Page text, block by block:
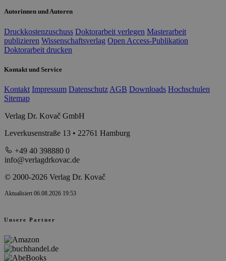
Autorinnen und Autoren
Druckkostenzuschuss Doktorarbeit verlegen Masterarbeit
publizieren Wissenschaftsverlag Open Access-Publikation
Doktorarbeit drucken
Kontakt und Service
Kontakt Impressum Datenschutz AGB Downloads Hochschulen
Sitemap
Verlag Dr. Kovač GmbH
Leverkusenstraße 13 • 22761 Hamburg
+49 40 398880 0
info@verlagdrkovac.de
© 2000-2026 Verlag Dr. Kovač
Aktualisiert 06.08.2026 19:53
Unsere Partner